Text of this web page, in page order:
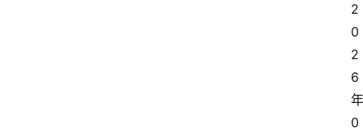
2
0
2
6
年
0